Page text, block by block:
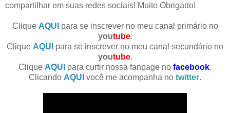
compartilhar em suas redes sociais! Muito Obrigado!
Clique AQUI para se inscrever no meu canal primário no
youtube.
Clique AQUI para se inscrever no meu canal secundário no
youtube.
Clique AQUI para curtir nossa fanpage no facebook.
Clicando AQUI você me acompanha no twitter.